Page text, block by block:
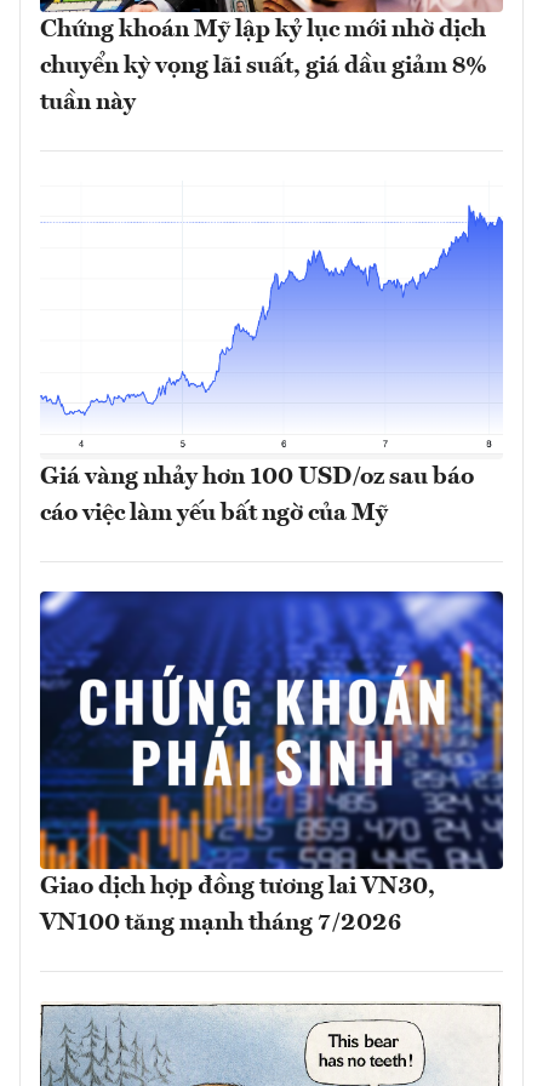
Chứng khoán Mỹ lập kỷ lục mới nhờ dịch
chuyển kỳ vọng lãi suất, giá dầu giảm 8%
tuần này
Giá vàng nhảy hơn 100 USD/oz sau báo
cáo việc làm yếu bất ngờ của Mỹ
Giao dịch hợp đồng tương lai VN30,
VN100 tăng mạnh tháng 7/2026